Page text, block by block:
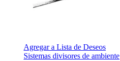
Agregar a Lista de Deseos
Sistemas divisores de ambiente